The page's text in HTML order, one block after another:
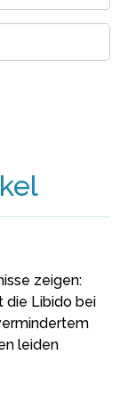
zeigen:
die Libido bei
leiden